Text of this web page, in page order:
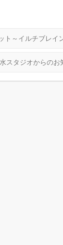
う！！～イルチブレイ
スタジオからのお